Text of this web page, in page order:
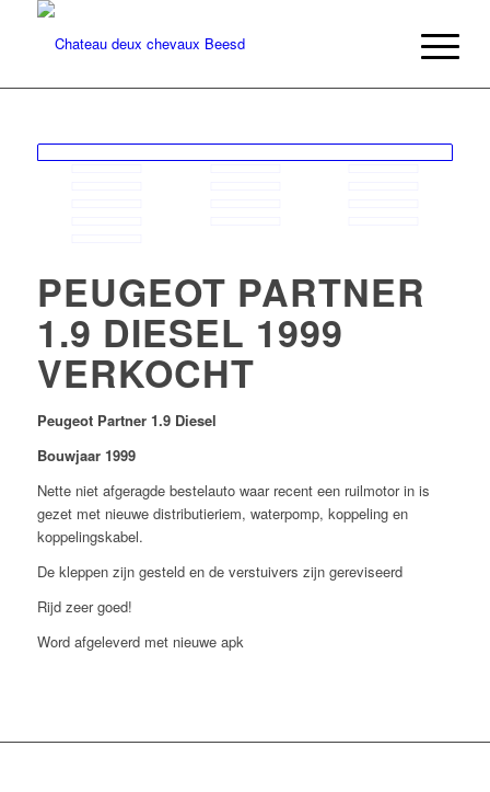
PEUGEOT PARTNER
1.9 DIESEL 1999
VERKOCHT
Peugeot Partner 1.9 Diesel
Bouwjaar 1999
Nette niet afgeragde bestelauto waar recent een ruilmotor in is
gezet met nieuwe distributieriem, waterpomp, koppeling en
koppelingskabel.
De kleppen zijn gesteld en de verstuivers zijn gereviseerd
Rijd zeer goed!
Word afgeleverd met nieuwe apk